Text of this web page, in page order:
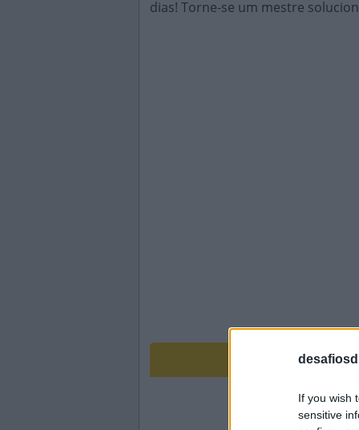
If you wish
sensitive
dias! Torne-se um mestre